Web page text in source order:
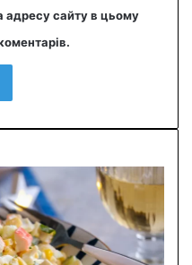
адресу сайту в цьому